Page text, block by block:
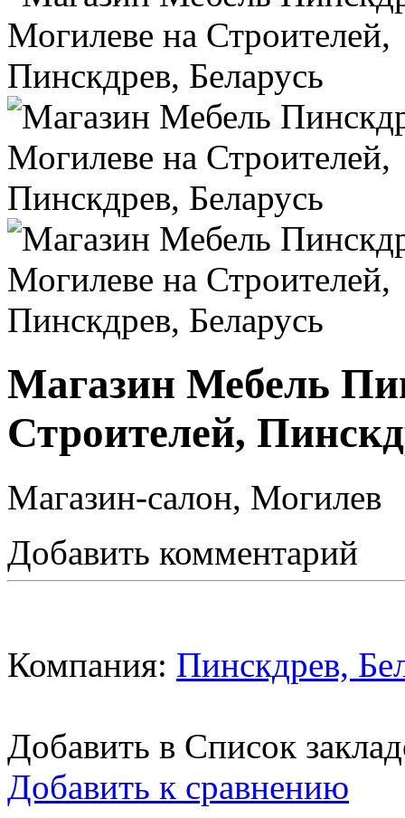
Магазин Мебель
Строителей,
Магазин-салон, Могилев
Добавить комментарий
Компания: Пинскдрев,
Добавить в Список
Добавить к сравнению